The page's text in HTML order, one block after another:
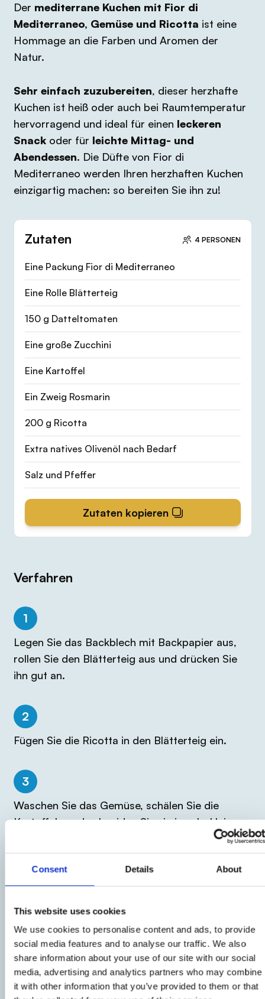
Consent Details About
This website uses cookies
We use cookies to personalise content and ads, to provide
social media features and to analyse our traffic. We also
share information about your use of our site with our social
media, advertising and analytics partners who may combine
it with other information that you’ve provided to them or that
Zutaten 4 PERSONEN
Eine Packung Fior di Mediterraneo
Eine Rolle Blätterteig
150 g Datteltomaten
Eine große Zucchini
Eine Kartoffel
Ein Zweig Rosmarin
200 g Ricotta
Extra natives Olivenöl nach Bedarf
Salz und Pfeffer
Zutaten kopieren
Der mediterrane Kuchen mit Fior di
Mediterraneo, Gemüse und Ricotta ist eine
Hommage an die Farben und Aromen der
Natur.
Sehr einfach zuzubereiten, dieser herzhafte
Kuchen ist heiß oder auch bei Raumtemperatur
hervorragend und ideal für einen leckeren
Snackoder für leichte Mittag- und
Abendessen. Die Düfte von Fior di
Mediterraneo werden Ihren herzhaften Kuchen
einzigartig machen: so bereiten Sie ihn zu!
Verfahren
1
Legen Sie das Backblech mit Backpapier aus,
rollen Sie den Blätterteig aus und drücken Sie
ihn gut an.
2
Fügen Sie die Ricotta in den Blätterteig ein.
3
Waschen Sie das Gemüse, schälen Sie die
Kartoffeln und schneiden Sie sie in sehr kleine
Würfel. Schneiden Sie die Enden der Zucchini ab
und schneiden Sie sie in Streifen. Halbieren Sie
die Datteltomaten.
4
Füllen Sie den herzhaften Kuchen mit dem
Gemüse, fügen Sie den Rosmarin hinzu und
würzen Sie mit einem Schuss Olivenöl, Salz und
Pfeffer.